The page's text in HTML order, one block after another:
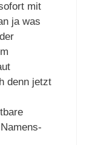
mit
ja was
denn jetzt